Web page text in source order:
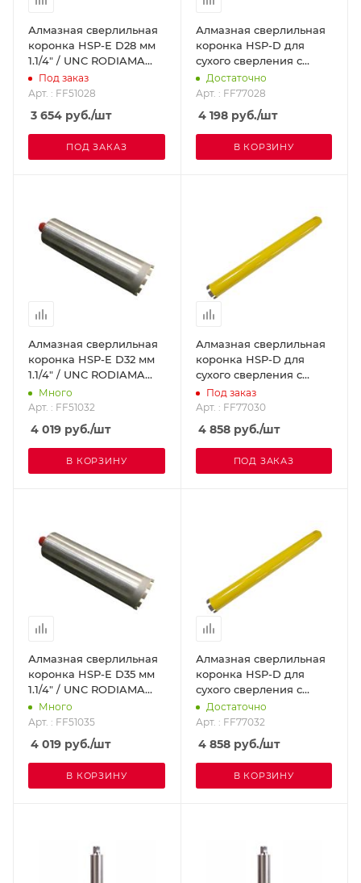
Алмазная сверлильная
коронка HSP-E D28 мм
1.1/4" / UNC RODIAMA
FF51028
Под заказ
Арт. : FF51028
3 654 руб./шт
ПОД ЗАКАЗ
Алмазная сверлильная
коронка HSP-D для
сухого сверления с
микроударом, диам. 28
мм 1 1/4 UNC
DR.SCHULZE FF77028
Достаточно
Арт. : FF77028
4 198руб./шт
В КОРЗИНУ
Алмазная сверлильная
коронка HSP-E D32 мм
1.1/4" / UNC RODIAMA
FF51032
Много
Арт. : FF51032
4 019 руб./шт
В КОРЗИНУ
Алмазная сверлильная
коронка HSP-D для
сухого сверления с
микроударом, диам. 30
мм 1 1/4 UNC
DR.SCHULZE FF77030
Под заказ
Арт. : FF77030
4 858руб./шт
ПОД ЗАКАЗ
Алмазная сверлильная
коронка HSP-E D35 мм
1.1/4" / UNC RODIAMA
FF51035
Много
Арт. : FF51035
4 019 руб./шт
В КОРЗИНУ
Алмазная сверлильная
коронка HSP-D для
сухого сверления с
микроударом, диам.
32мм 1 1/4 UNC
DR.SCHULZE FF77032
Достаточно
Арт. : FF77032
4 858руб./шт
В КОРЗИНУ